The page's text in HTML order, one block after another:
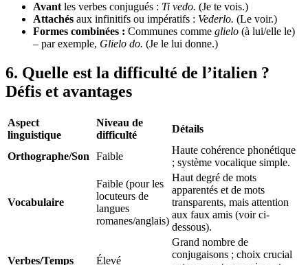
Avant les verbes conjugués : Ti vedo. (Je te vois.)
Attachés aux infinitifs ou impératifs : Vederlo. (Le voir.)
Formes combinées : Communes comme glielo (à lui/elle le)
– par exemple, Glielo do. (Je le lui donne.)
6. Quelle est la difficulté de l’italien ?
Défis et avantages
Aspect
linguistique
Niveau de
difficulté
Détails
Orthographe/Son Faible
Haute cohérence phonétique
; système vocalique simple.
Vocabulaire
Faible (pour les
locuteurs de
langues
romanes/anglais)
Haut degré de mots
apparentés et de mots
transparents, mais attention
aux faux amis (voir ci-
dessous).
Verbes/Temps Élevé
Grand nombre de
conjugaisons ; choix crucial